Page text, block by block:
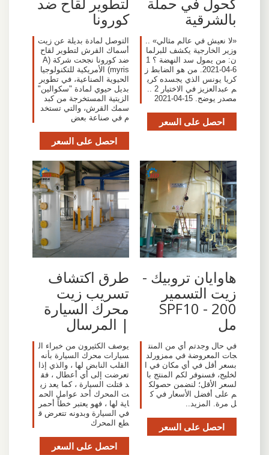
بالشرقية
«لا نعيش في عالم مثالي» ..
وزير الخارجية يكشف للبرلما
ن: من يمول سد النهضة ؟ 1
6-04-2021. من هو الضابط ز
كريا يونس الذي يجسده كري
م عبدالعزيز في الاختيار 2 ..
مصدر يوضح. 15-04-2021
احصل على السعر
كورونا
التوصل لمادة بديلة عن زيت
أسماك القرش لتطوير لقاح
ضد كورونا نجحت شركة (A
myris) الأمريكية للتكنولوجيا
الحيوية الصناعية، في تطوير
بديل حيوي لمادة "سكوالين"
الزيتية المستخرجة من كبد
سمك القرش، والتي تستخد
م في صناعة بعض
احصل على السعر
هاوايان تروبيك -
زيت التسمير
SPF10 - 200
في حال وجدتم أي من المنت
جات المعروضة في ممزورلد
بسعر أقل في أي مكان في ا
لخليج، فسنوفر لكم المنتج با
لسعر الأقل؛ لنضمن حصولك
م على أفضل الأسعار في ك
ل مرة. المزيد..
احصل على السعر
طرق اكتشاف
تسريب زيت
محرك السيارة
| المرسال
يوصف الكثيرون من خبراء ال
سيارات محرك السيارة بأنه
القلب النابض لها ، والذي إذا
تعرضت إلى أي أعطال ، فق
د قتلت السيارة ، كما يعد زي
ت المحرك أحد عوامل الحم
اية لها ، فهو يعتبر خطاً أحمر
في السيارة وبدونه تتعرض ق
طع المحرك
احصل على السعر